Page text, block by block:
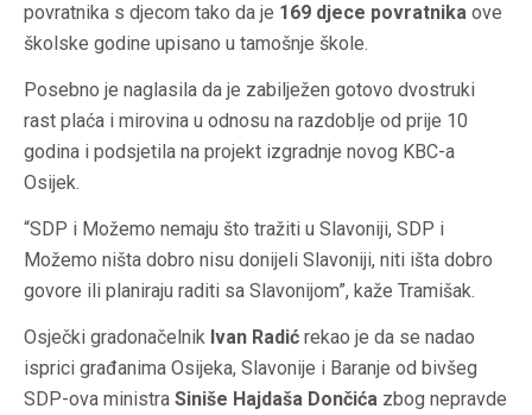
povratnika s djecom tako da je 169 djece povratnika ove
školske godine upisano u tamošnje škole.
Posebno je naglasila da je zabilježen gotovo dvostruki
rast plaća i mirovina u odnosu na razdoblje od prije 10
godina i podsjetila na projekt izgradnje novog KBC-a
Osijek.
“SDP i Možemo nemaju što tražiti u Slavoniji, SDP i
Možemo ništa dobro nisu donijeli Slavoniji, niti išta dobro
govore ili planiraju raditi sa Slavonijom”, kaže Tramišak.
Osječki gradonačelnik Ivan Radić rekao je da se nadao
isprici građanima Osijeka, Slavonije i Baranje od bivšeg
SDP-ova ministra Siniše Hajdaša Dončića zbog nepravde